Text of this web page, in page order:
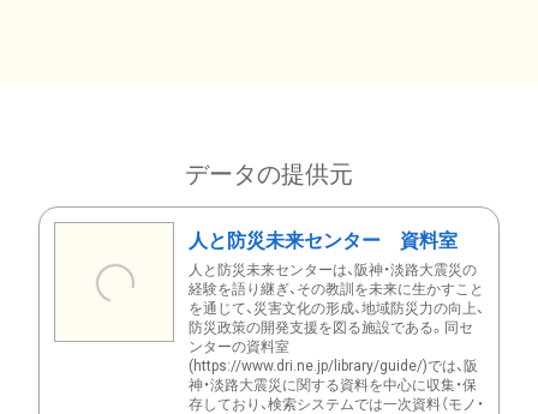
データの提供元
人と防災未来センター 資料室
人と防災未来センターは、阪神・淡路大震災の
経験を語り継ぎ、その教訓を未来に生かすこと
を通じて、災害文化の形成、地域防災力の向上、
防災政策の開発支援を図る施設である。同セ
ンターの資料室
(https://www.dri.ne.jp/library/guide/)では、阪
神・淡路大震災に関する資料を中心に収集・保
存しており、検索システムでは一次資料（モノ・